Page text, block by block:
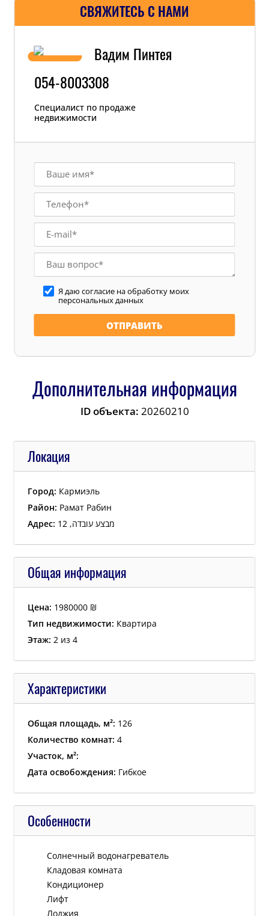
СВЯЖИТЕСЬ С НАМИ
Вадим Пинтея
054-8003308
Специалист по продаже
недвижимости
Я даю согласие на обработку моих
персональных данных
Дополнительная информация
ID объекта: 20260210
Локация
Город: Кармиэль
Район: Рамат Рабин
Адрес:
מבצע עובדה, 12
Общая информация
Цена: 1980000 ₪
Тип недвижимости: Квартира
Этаж: 2 из 4
Характеристики
Общая площадь, м²: 126
Количество комнат: 4
Участок, м²:
Дата освобождения: Гибкое
Особенности
Cолнечный водонагреватель
Кладовая комната
Кондиционер
Лифт
Лоджия